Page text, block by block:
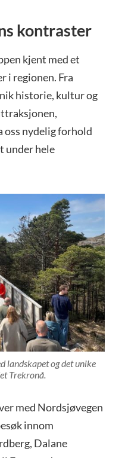
kontraster
kjent med et
i regionen. Fra
historie, kultur og
oss nydelig forhold
under hele
landskapet og det unike
Trekronå.
med Nordsjøvegen
innom
Dalane